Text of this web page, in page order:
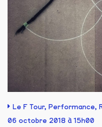
Le F Tour, Performance,
06 octobre 2018 à 15h00